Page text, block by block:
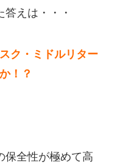
えは・・・
ク・ミドルリター
！？
保全性が極めて高